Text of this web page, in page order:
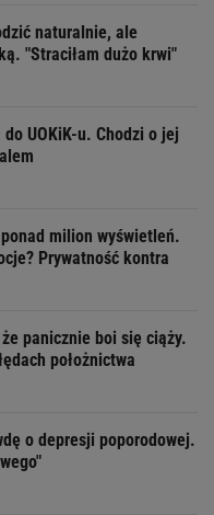
naturalnie, ale
"Straciłam dużo krwi"
UOKiK-u. Chodzi o jej
milion wyświetleń.
Prywatność kontra
panicznie boi się ciąży.
położnictwa
o depresji poporodowej.